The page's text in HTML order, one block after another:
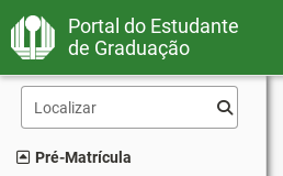
Portal do Estudante
de Graduação
Pré-Matrícula